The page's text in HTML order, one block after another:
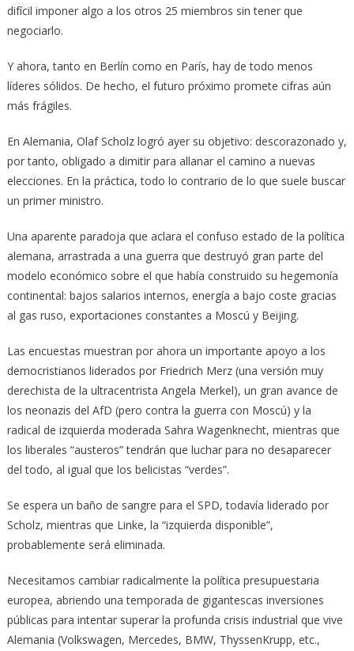
difícil imponer algo a los otros 25 miembros sin tener que
negociarlo.
Y ahora, tanto en Berlín como en París, hay de todo menos
líderes sólidos. De hecho, el futuro próximo promete cifras aún
más frágiles.
En Alemania, Olaf Scholz logró ayer su objetivo: descorazonado y,
por tanto, obligado a dimitir para allanar el camino a nuevas
elecciones. En la práctica, todo lo contrario de lo que suele buscar
un primer ministro.
Una aparente paradoja que aclara el confuso estado de la política
alemana, arrastrada a una guerra que destruyó gran parte del
modelo económico sobre el que había construido su hegemonía
continental: bajos salarios internos, energía a bajo coste gracias
al gas ruso, exportaciones constantes a Moscú y Beijing.
Las encuestas muestran por ahora un importante apoyo a los
democristianos liderados por Friedrich Merz (una versión muy
derechista de la ultracentrista Angela Merkel), un gran avance de
los neonazis del AfD (pero contra la guerra con Moscú) y la
radical de izquierda moderada Sahra Wagenknecht, mientras que
los liberales “austeros” tendrán que luchar para no desaparecer
del todo, al igual que los belicistas “verdes”.
Se espera un baño de sangre para el SPD, todavía liderado por
Scholz, mientras que Linke, la “izquierda disponible”,
probablemente será eliminada.
Necesitamos cambiar radicalmente la política presupuestaria
europea, abriendo una temporada de gigantescas inversiones
públicas para intentar superar la profunda crisis industrial que vive
Alemania (Volkswagen, Mercedes, BMW, ThyssenKrupp, etc.,